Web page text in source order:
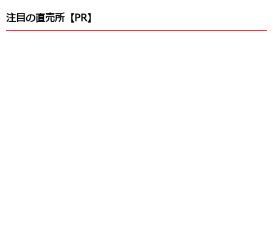
注目の直売所【PR】